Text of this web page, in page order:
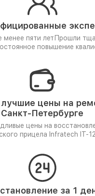
менее пяти лет Прошли
повышение
цены на
Санкт-Петербурге
цены на
прицела Infratech IT-
за 1